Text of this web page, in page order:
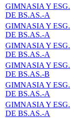
GIMNASIA Y ESG.
DE BS.AS.-A
GIMNASIA Y ESG.
DE BS.AS.-A
GIMNASIA Y ESG.
DE BS.AS.-A
GIMNASIA Y ESG.
DE BS.AS.-B
GIMNASIA Y ESG.
DE BS.AS.-A
GIMNASIA Y ESG.
DE BS.AS.-A